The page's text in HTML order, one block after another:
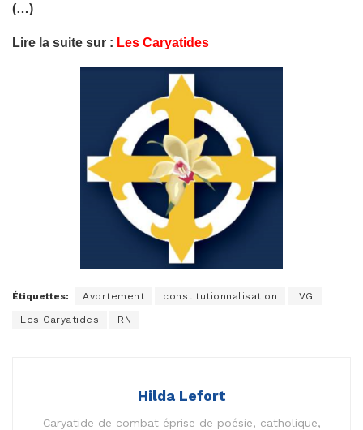
(…)
Lire la suite sur : Les Caryatides
Étiquettes: Avortement constitutionnalisation IVG
Les Caryatides RN
Hilda Lefort
Caryatide de combat éprise de poésie, catholique,